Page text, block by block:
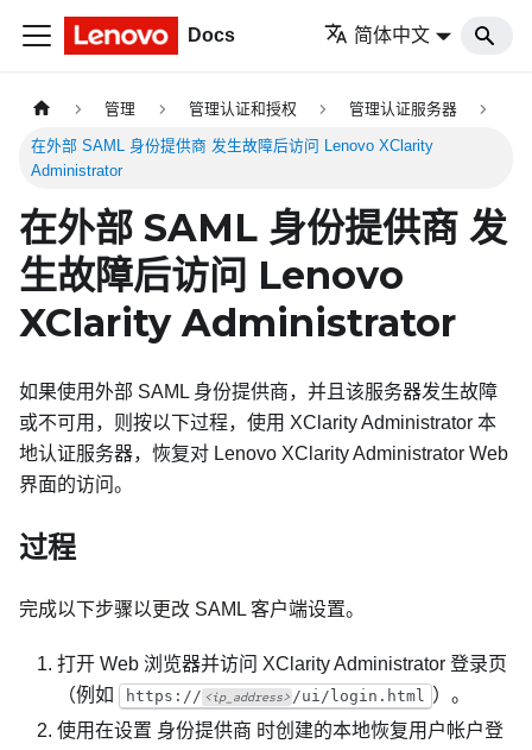
Docs 简体中文
管理 管理认证和授权 管理认证服务器
在外部 SAML 身份提供商 发生故障后访问 Lenovo XClarity
Administrator
在外部 SAML 身份提供商 发
生故障后访问 Lenovo
XClarity Administrator
如果使用外部 SAML 身份提供商，并且该服务器发生故障
或不可用，则按以下过程，使用 XClarity Administrator 本
地认证服务器，恢复对 Lenovo XClarity Administrator Web
界面的访问。
过程
完成以下步骤以更改 SAML 客户端设置。
打开 Web 浏览器并访问 XClarity Administrator 登录页
（例如
https:// <ip_address> /ui/login.html ）。
使用在设置 身份提供商 时创建的本地恢复用户帐户登